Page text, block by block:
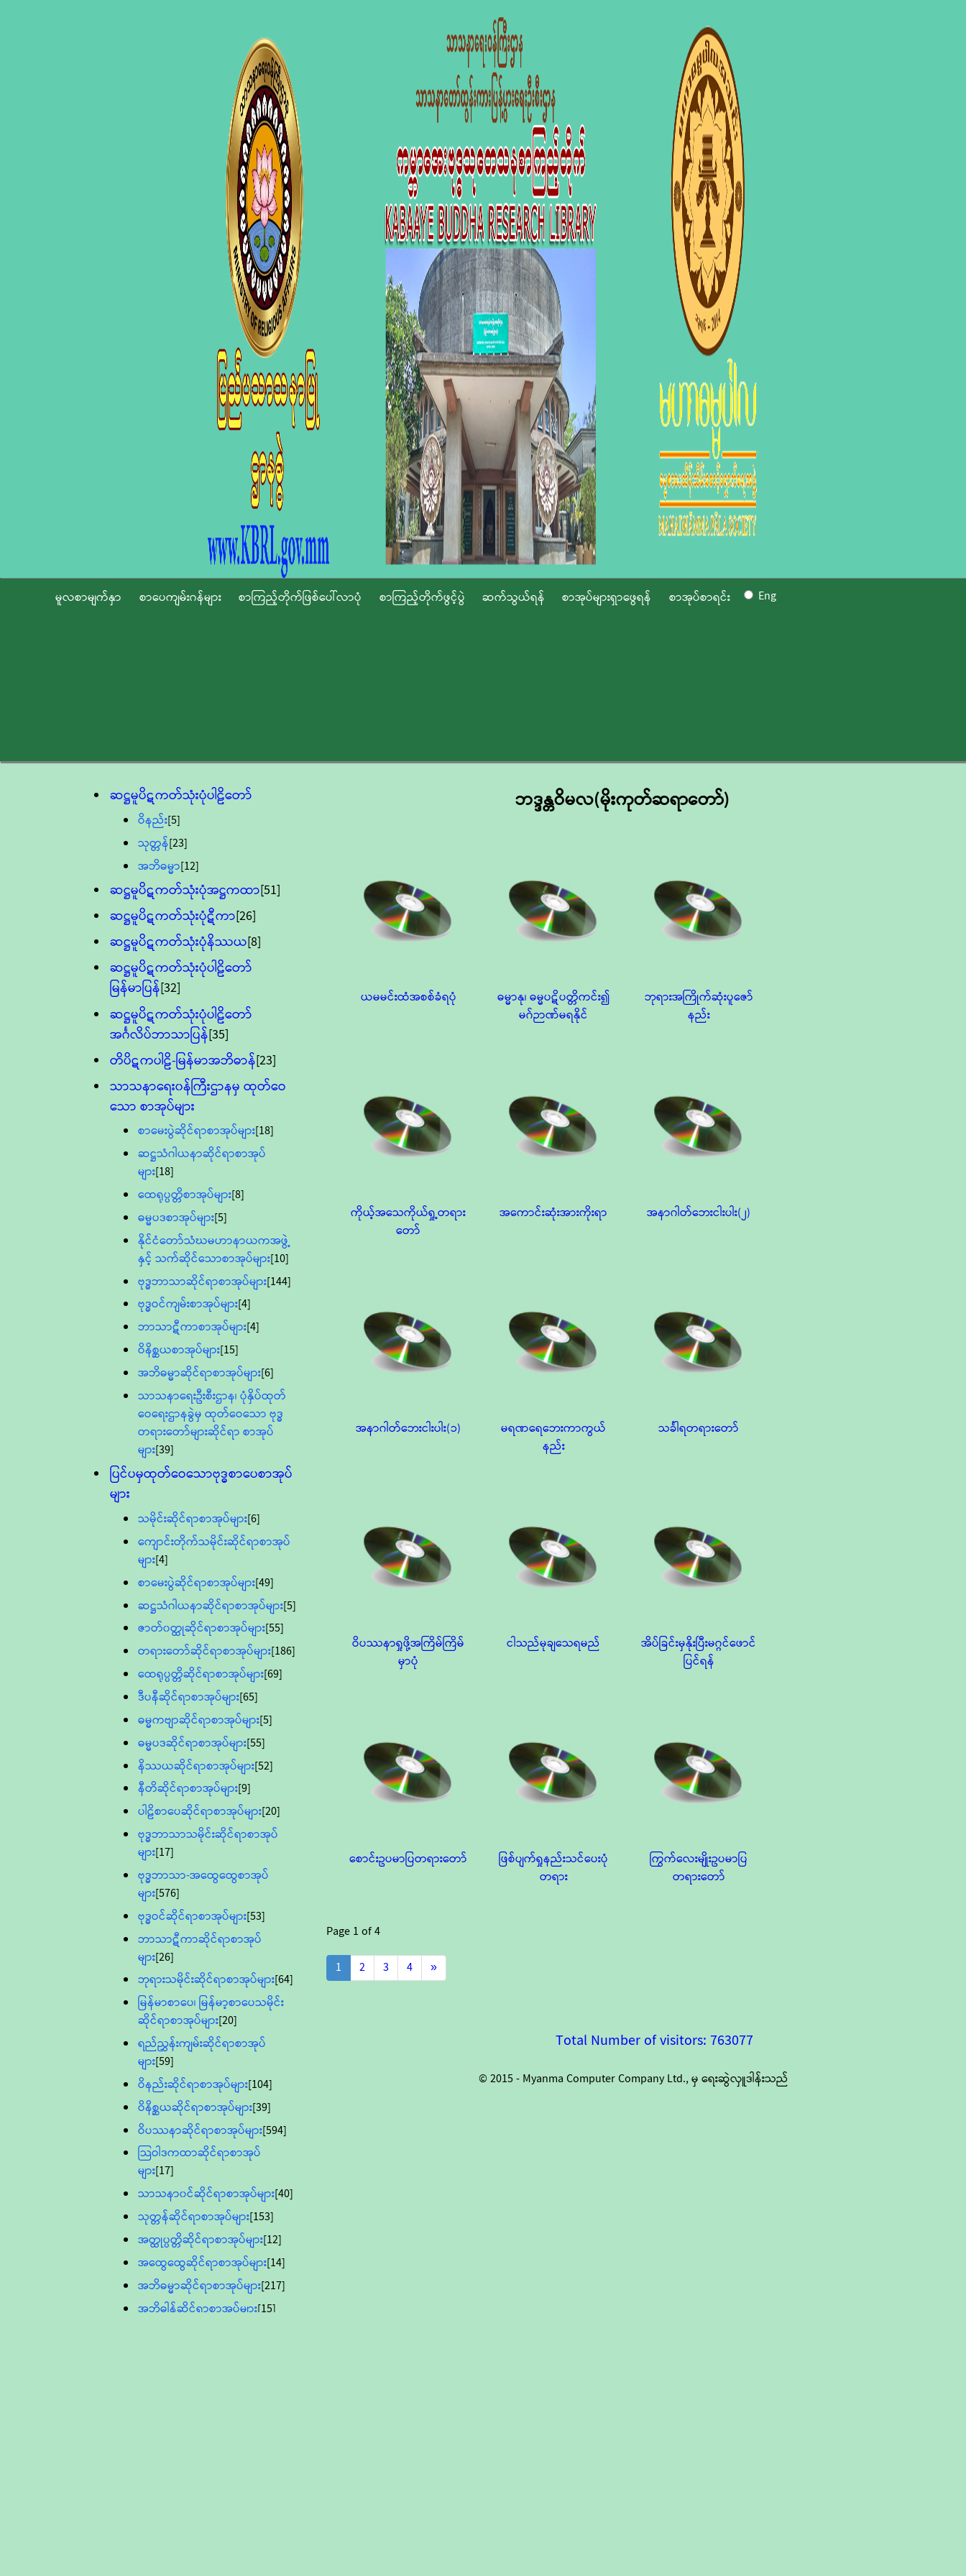
မူလစာမျက်နှာ စာပေကျမ်းဂန်များ စာကြည့်တိုက်ဖြစ်ပေါ်လာပုံ စာကြည့်တိုက်ဖွင့်ပွဲ ဆက်သွယ်ရန် စာအုပ်များရှာဖွေရန် စာအုပ်စာရင်း Eng
ဆဋ္ဌမူပိဋကတ်သုံးပုံပါဠိတော်
ဝိနည်း[5]
သုတ္တန်[23]
အဘိဓမ္မာ[12]
ဆဋ္ဌမူပိဋကတ်သုံးပုံအဋ္ဌကထာ[51]
ဆဋ္ဌမူပိဋကတ်သုံးပုံဋီကာ[26]
ဆဋ္ဌမူပိဋကတ်သုံးပုံနိဿယ[8]
ဆဋ္ဌမူပိဋကတ်သုံးပုံပါဠိတော်
မြန်မာပြန်[32]
ဆဋ္ဌမူပိဋကတ်သုံးပုံပါဠိတော်
အင်္ဂလိပ်ဘာသာပြန်[35]
တိပိဋကပါဠိ-မြန်မာအဘိဓာန်[23]
သာသနာရေး၀န်ကြီးဌာနမှ ထုတ်ဝေ
သော စာအုပ်များ
စာမေးပွဲဆိုင်ရာစာအုပ်များ[18]
ဆဋ္ဌသံဂါယနာဆိုင်ရာစာအုပ်
များ[18]
ထေရုပ္ပတ္တိစာအုပ်များ[8]
ဓမ္မပဒစာအုပ်များ[5]
နိုင်ငံတော်သံဃမဟာနာယကအဖွဲ့
နှင့် သက်ဆိုင်သောစာအုပ်များ[10]
ဗုဒ္ဓဘာသာဆိုင်ရာစာအုပ်များ[144]
ဗုဒ္ဓဝင်ကျမ်းစာအုပ်များ[4]
ဘာသာဋီကာစာအုပ်များ[4]
ဝိနိစ္ဆယစာအုပ်များ[15]
အဘိဓမ္မာဆိုင်ရာစာအုပ်များ[6]
သာသနာရေးဦးစီးဌာန၊ ပုံနှိပ်ထုတ်
ဝေရေးဌာနခွဲမှ ထုတ်ဝေသော ဗုဒ္ဓ
တရားတော်များဆိုင်ရာ စာအုပ်
များ[39]
ပြင်ပမှထုတ်ဝေသောဗုဒ္ဓစာပေစာအုပ်
များ
သမိုင်းဆိုင်ရာစာအုပ်များ[6]
ကျောင်းတိုက်သမိုင်းဆိုင်ရာစာအုပ်
များ[4]
စာမေးပွဲဆိုင်ရာစာအုပ်များ[49]
ဆဋ္ဌသံဂါယနာဆိုင်ရာစာအုပ်များ[5]
ဇာတ်၀တ္ထုဆိုင်ရာစာအုပ်များ[55]
တရားတော်ဆိုင်ရာစာအုပ်များ[186]
ထေရုပ္ပတ္တိဆိုင်ရာစာအုပ်များ[69]
ဒီပနီဆိုင်ရာစာအုပ်များ[65]
ဓမ္မကဗျာဆိုင်ရာစာအုပ်များ[5]
ဓမ္မပဒဆိုင်ရာစာအုပ်များ[55]
နိဿယဆိုင်ရာစာအုပ်များ[52]
နီတိဆိုင်ရာစာအုပ်များ[9]
ပါဠိစာပေဆိုင်ရာစာအုပ်များ[20]
ဗုဒ္ဓဘာသာသမိုင်းဆိုင်ရာစာအုပ်
များ[17]
ဗုဒ္ဓဘာသာ-အထွေထွေစာအုပ်
များ[576]
ဗုဒ္ဓဝင်ဆိုင်ရာစာအုပ်များ[53]
ဘာသာဋီကာဆိုင်ရာစာအုပ်
များ[26]
ဘုရားသမိုင်းဆိုင်ရာစာအုပ်များ[64]
မြန်မာစာပေ၊ မြန်မာ့စာပေသမိုင်း
ဆိုင်ရာစာအုပ်များ[20]
ရည်ညွှန်းကျမ်းဆိုင်ရာစာအုပ်
များ[59]
ဝိနည်းဆိုင်ရာစာအုပ်များ[104]
ဝိနိစ္ဆယဆိုင်ရာစာအုပ်များ[39]
ဝိပဿနာဆိုင်ရာစာအုပ်များ[594]
သြဝါဒကထာဆိုင်ရာစာအုပ်
များ[17]
သာသနာ၀င်ဆိုင်ရာစာအုပ်များ[40]
သုတ္တန်ဆိုင်ရာစာအုပ်များ[153]
အတ္ထုပ္ပတ္တိဆိုင်ရာစာအုပ်များ[12]
အထွေထွေဆိုင်ရာစာအုပ်များ[14]
အဘိဓမ္မာဆိုင်ရာစာအုပ်များ[217]
အဘိဓါန်ဆိုင်ရာစာအုပ်များ[15]
ဘဒ္ဒန္တဝိမလ(မိုးကုတ်ဆရာတော်)
ယမမင်းထံအစစ်ခံရပုံ
ဓမ္မာနု၊ ဓမ္မပဋိပတ္တိကင်း၍
မဂ်ဉာဏ်မရနိုင်
ဘုရားအကြိုက်ဆုံးပူဇော်
နည်း
ကိုယ့်အသေကိုယ်ရှု့တရား
တော်
အကောင်းဆုံးအားကိုးရာ အနာဂါတ်ဘေးငါးပါး(၂)
အနာဂါတ်ဘေးငါးပါး(၁)
မရဏရေဘေးကာကွယ်
နည်း
သင်္ခါရတရားတော်
ဝိပဿနာရှုဖို့အကြိမ်ကြိမ်
မှာပုံ
ငါသည်မုချသေရမည်
အိပ်ခြင်းမှနိုးပြီးမဂ္ဂင်ဖောင်
ပြင်ရန်
စောင်းဥပမာပြတရားတော်
ဖြစ်ပျက်ရှုနည်းသင်ပေးပုံ
တရား
ကြွက်လေးမျိုးဥပမာပြ
တရားတော်
Page1 of4
1
2 3 4 »
Total Number of visitors: 763077
© 2015 - Myanma Computer Company Ltd., မှ ရေးဆွဲလှူဒါန်းသည်